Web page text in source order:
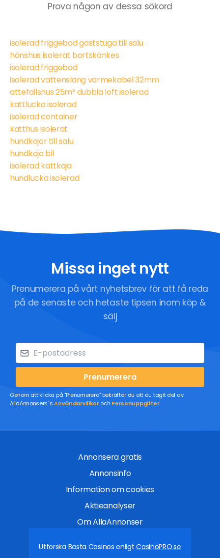
Prova någon av dessa sökord
isolerad friggebod gäststuga till salu
hönshus isolerat bortskänkes
isolerad friggebod
isolerad vattenslang värmekabel 32mm
attefallshus 25m² dubbla loft isolerad
kattlucka isolerad
isolerad container
katthus isolerat
hundkojor till salu
hundkoja bil
isolerad kattkoja
hundlucka isolerad
Missa inget nytt
Prenumerera på vårt nyhetsbrev för att få reda
på de senaste och hetaste tipsen inom köp &
sälj
Prenumerera
Genom att klicka på "Prenumerera" bekräftar du att du tagit del av
AllaAnnonsers´sAnvändarvillkoroch Personuppgifter
Annonsera gratis
Annonsinfo
Information om cookies
Aktieanalyser
Om AllaAnnonser
Utforska Bästa Casinos enligtCasinoPRO.se